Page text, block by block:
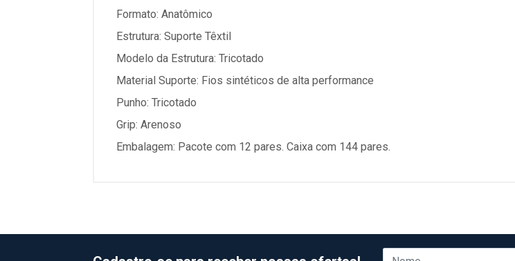
Formato: Anatômico
Estrutura: Suporte Têxtil
Modelo da Estrutura: Tricotado
Material Suporte: Fios sintéticos de alta performance
Punho: Tricotado
Grip: Arenoso
Embalagem: Pacote com 12 pares. Caixa com 144 pares.